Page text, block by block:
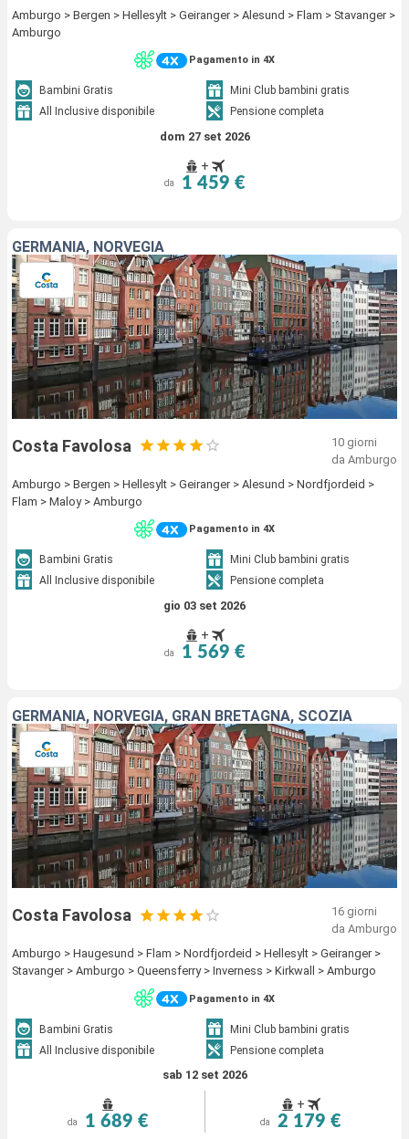
Amburgo > Bergen > Hellesylt > Geiranger > Alesund > Flam > Stavanger >
Amburgo
Pagamento in 4X
Bambini Gratis
Mini Club bambini gratis
All Inclusive disponibile
Pensione completa
dom 27 set 2026
+
da 1 459 €
GERMANIA, NORVEGIA
Costa Favolosa
10 giorni
da Amburgo
Amburgo > Bergen > Hellesylt > Geiranger > Alesund > Nordfjordeid >
Flam > Maloy > Amburgo
Pagamento in 4X
Bambini Gratis
Mini Club bambini gratis
All Inclusive disponibile
Pensione completa
gio 03 set 2026
+
da 1 569 €
GERMANIA, NORVEGIA, GRAN BRETAGNA, SCOZIA
Costa Favolosa
16 giorni
da Amburgo
Amburgo > Haugesund > Flam > Nordfjordeid > Hellesylt > Geiranger >
Stavanger > Amburgo > Queensferry > Inverness > Kirkwall > Amburgo
Pagamento in 4X
Bambini Gratis
Mini Club bambini gratis
All Inclusive disponibile
Pensione completa
sab 12 set 2026
da 1 689 €
+
da 2 179 €